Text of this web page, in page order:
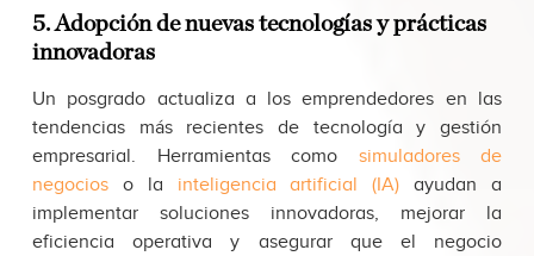
5. Adopción de nuevas tecnologías y prácticas
innovadoras
Un posgrado actualiza a los emprendedores en las
tendencias más recientes de tecnología y gestión
empresarial. Herramientas como simuladores de
negocios o la inteligencia artificial (IA) ayudan a
implementar soluciones innovadoras, mejorar la
eficiencia operativa y asegurar que el negocio